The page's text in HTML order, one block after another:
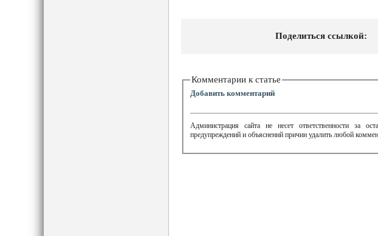
Поделиться ссылкой:
Комментарии к статье
Добавить комментарий
Администрация сайта не несет ответственности за
предупреждений и объяснений причин удалить любой